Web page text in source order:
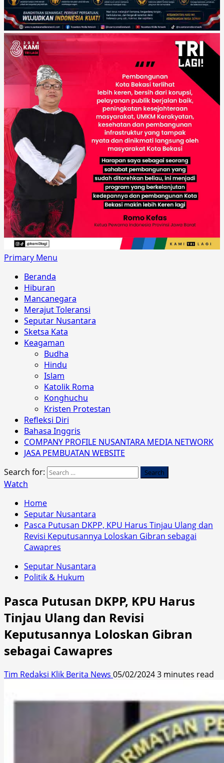
Primary Menu
Beranda
Hiburan
Mancanegara
Merajut Toleransi
Seputar Nusantara
Sketsa Kata
Keagaman
Budha
Hindu
Islam
Katolik Roma
Konghuchu
Kristen Protestan
Refleksi Diri
Bahasa Inggris
COMPANY PROFILE NUSANTARA MEDIA NETWORK
JASA PEMBUATAN WEBSITE
Search for:
Watch
Home
Seputar Nusantara
Pasca Putusan DKPP, KPU Harus Tinjau Ulang dan
Revisi Keputusannya Loloskan Gibran sebagai
Cawapres
Seputar Nusantara
Politik & Hukum
Pasca Putusan DKPP, KPU Harus
Tinjau Ulang dan Revisi
Keputusannya Loloskan Gibran
sebagai Cawapres
Tim Redaksi Klik Berita News 05/02/20243 minutes read